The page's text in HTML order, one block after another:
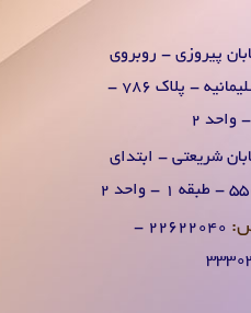
پیروزی - روبروی
پمپ بنزین سه راه سلیمانیه - پلاک 786 -
شریعتی - ابتدای
۲۲۶۲۲۰۴0 -